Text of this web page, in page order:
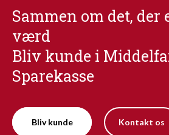
Sammen om det, der
værd
Bliv kunde i
Sparekasse
Bliv kunde Kontakt os